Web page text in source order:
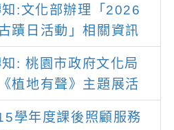
知:文化部辦理「2026
蹟日活動」相關資訊
: 桃園市政府文化局
植地有聲》主題展活
學年度課後照顧服務